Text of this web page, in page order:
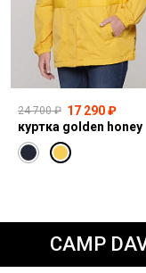
24 700 ₽ 17 290 ₽
куртка golden honey
CAMP